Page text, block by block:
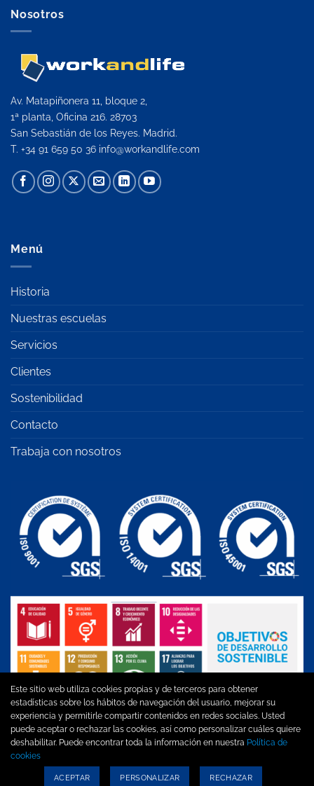
Nosotros
Av. Matapiñonera 11, bloque 2,
1ª planta, Oficina 216. 28703
San Sebastián de los Reyes. Madrid.
T. +34 91 659 50 36 info@workandlife.com
Menú
Historia
Nuestras escuelas
Servicios
Clientes
Sostenibilidad
Contacto
Trabaja con nosotros
Aviso legal|Política de privacidad|Política de cookies|Política
Este sitio web utiliza cookies propias y de terceros para obtener
estadísticas sobre los hábitos de navegación del usuario, mejorar su
experiencia y permitirle compartir contenidos en redes sociales. Usted
puede aceptar o rechazar las cookies, así como personalizar cuáles quiere
deshabilitar. Puede encontrar toda la información en nuestra Política de
cookies
ACEPTAR PERSONALIZAR RECHAZAR